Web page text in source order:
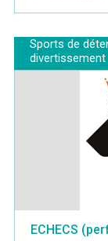
Sports de
divertissement
ECHECS